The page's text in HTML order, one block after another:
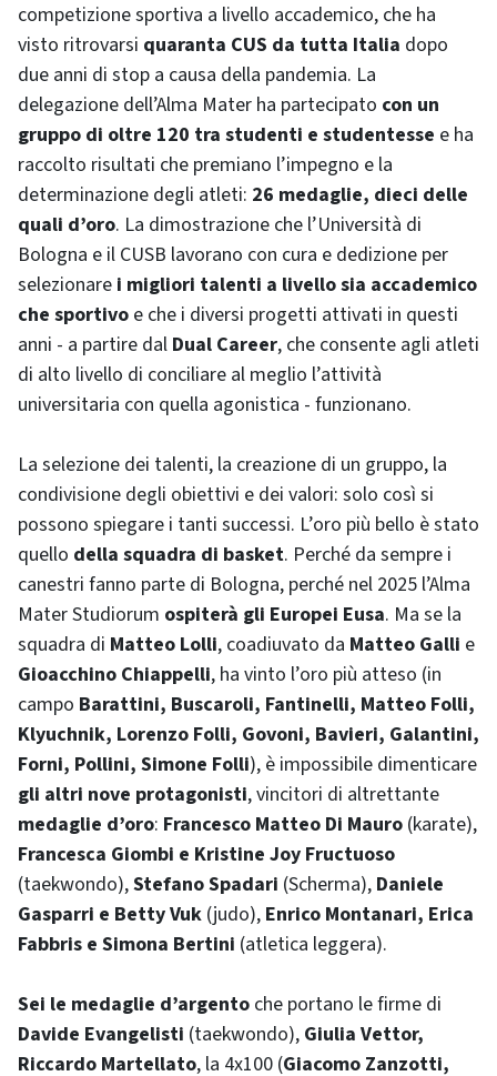
competizione sportiva a livello accademico, che ha
visto ritrovarsi quaranta CUS da tutta Italia dopo
due anni di stop a causa della pandemia. La
delegazione dell’Alma Mater ha partecipato con un
gruppo di oltre 120 tra studenti e studentesse e ha
raccolto risultati che premiano l’impegno e la
determinazione degli atleti: 26 medaglie, dieci delle
quali d’oro. La dimostrazione che l’Università di
Bologna e il CUSB lavorano con cura e dedizione per
selezionare i migliori talenti a livello sia accademico
che sportivo e che i diversi progetti attivati in questi
anni - a partire dal Dual Career, che consente agli atleti
di alto livello di conciliare al meglio l’attività
universitaria con quella agonistica - funzionano.
La selezione dei talenti, la creazione di un gruppo, la
condivisione degli obiettivi e dei valori: solo così si
possono spiegare i tanti successi. L’oro più bello è stato
quello della squadra di basket. Perché da sempre i
canestri fanno parte di Bologna, perché nel 2025 l’Alma
Mater Studiorum ospiterà gli Europei Eusa. Ma se la
squadra di Matteo Lolli, coadiuvato da Matteo Galli e
Gioacchino Chiappelli, ha vinto l’oro più atteso (in
campo Barattini, Buscaroli, Fantinelli, Matteo Folli,
Klyuchnik, Lorenzo Folli, Govoni, Bavieri, Galantini,
Forni, Pollini, Simone Folli), è impossibile dimenticare
gli altri nove protagonisti, vincitori di altrettante
medaglie d’oro: Francesco Matteo Di Mauro (karate),
Francesca Giombi e Kristine Joy Fructuoso
(taekwondo),Stefano Spadari (Scherma), Daniele
Gasparri e Betty Vuk (judo), Enrico Montanari, Erica
Fabbris e Simona Bertini (atletica leggera).
Sei le medaglie d’argento che portano le firme di
Davide Evangelisti (taekwondo), Giulia Vettor,
Riccardo Martellato, la 4x100 (Giacomo Zanzotti,